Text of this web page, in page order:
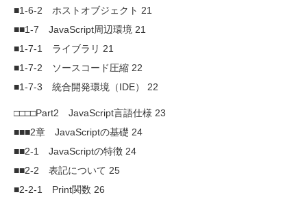
■1-6-2 ホストオブジェクト 21
■■1-7 JavaScript周辺環境 21
■1-7-1 ライブラリ 21
■1-7-2 ソースコード圧縮 22
■1-7-3 統合開発環境（IDE） 22
□□□□Part2 JavaScript言語仕様 23
■■■2章 JavaScriptの基礎 24
■■2-1 JavaScriptの特徴 24
■■2-2 表記について 25
■2-2-1 Print関数 26